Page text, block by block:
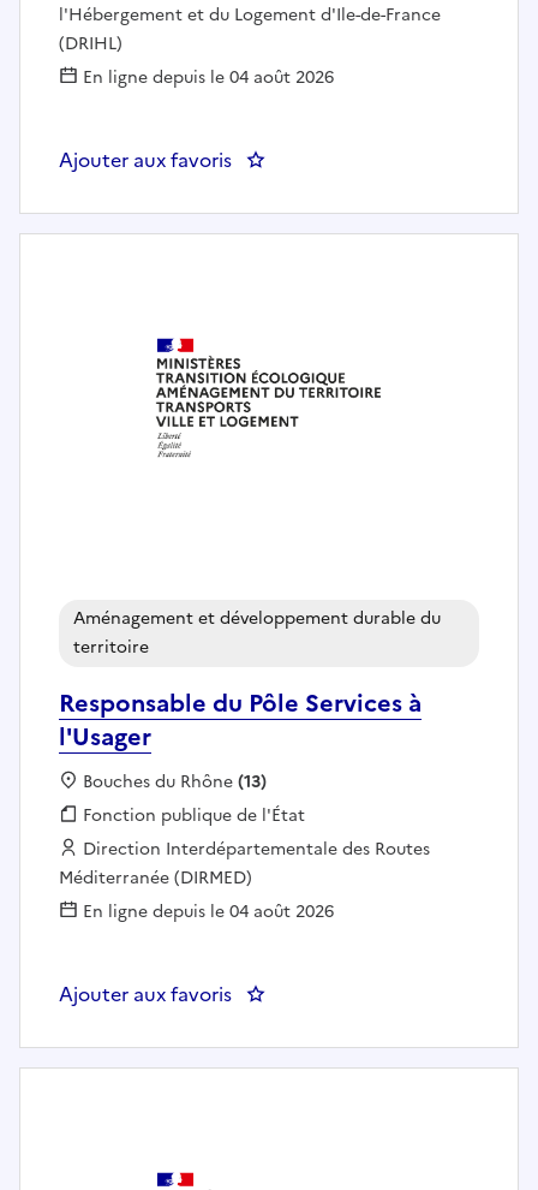
l'Hébergement et du Logement d'Ile-de-France
(DRIHL)
En ligne depuis le 04 août 2026
Ajouter aux favoris : Chef(ffe) du bureau
Responsable du Pôle Services à
l'Usager
Aménagement et développement durable du
territoire
Localisation :
Bouches du Rhône(13)
Fonction publique :
Fonction publique de l'État
Employeur :
Direction Interdépartementale des Routes
Méditerranée (DIRMED)
En ligne depuis le 04 août 2026
Ajouter aux favoris : Responsable du Pôle Services